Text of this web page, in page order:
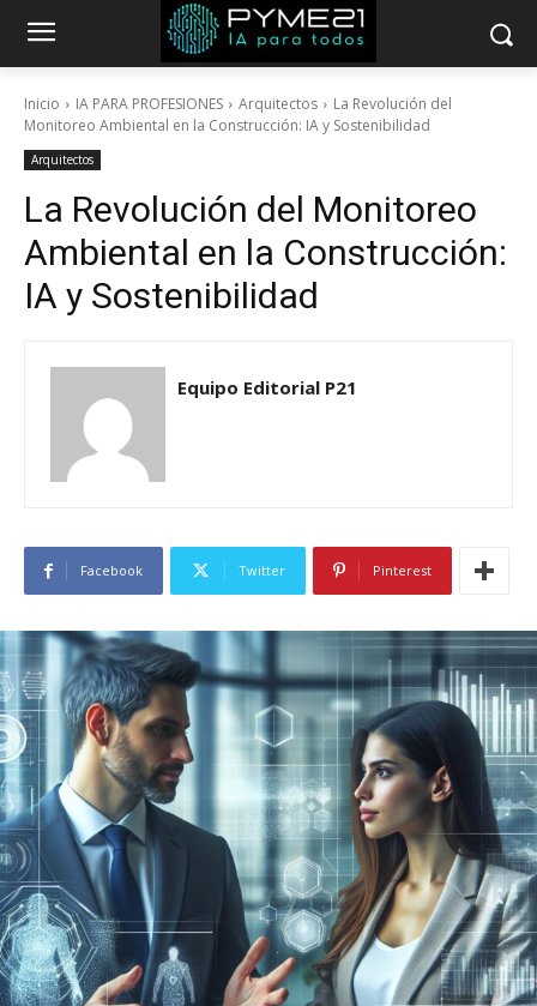
Inicio IA PARA PROFESIONES Arquitectos
La Revolución del
Monitoreo Ambiental en la Construcción: IA y Sostenibilidad
Arquitectos
La Revolución del Monitoreo
Ambiental en la Construcción:
IA y Sostenibilidad
Equipo Editorial P21
Facebook Twitter Pinterest